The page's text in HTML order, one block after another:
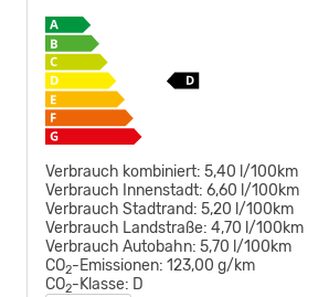
Verbrauch kombiniert: 5,40 l/100km
Verbrauch Innenstadt: 6,60 l/100km
Verbrauch Stadtrand: 5,20 l/100km
Verbrauch Landstraße: 4,70 l/100km
Verbrauch Autobahn: 5,70 l/100km
CO2-Emissionen: 123,00 g/km
CO2-Klasse: D